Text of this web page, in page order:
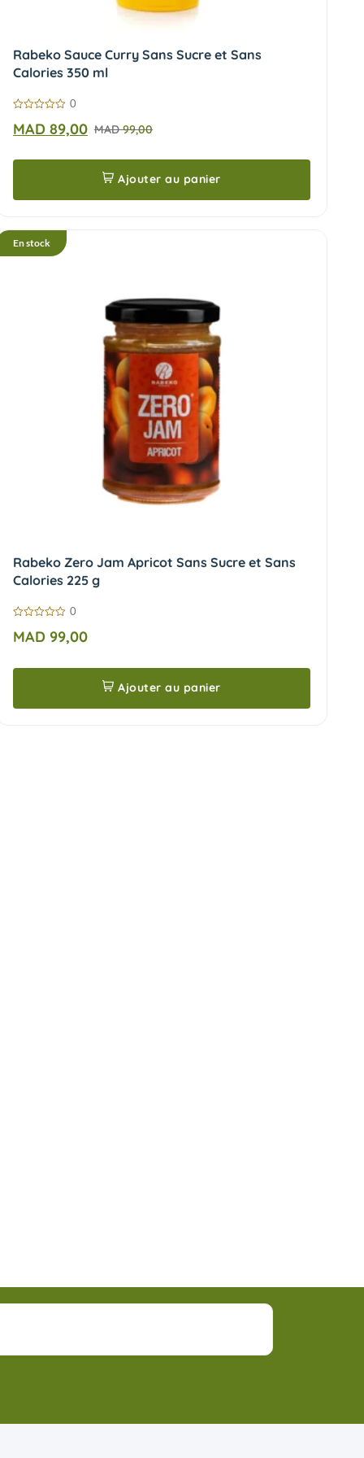
Rabeko Sauce Curry Sans Sucre et Sans
Calories 350 ml
sur
5
0
MAD99,00
MAD89,00
Ajouter au panier
En stock
Rabeko Zero Jam Apricot Sans Sucre et Sans
Calories 225 g
sur
5
0
MAD99,00
Ajouter au panier